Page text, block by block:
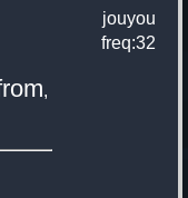
,
jouyou
freq:32